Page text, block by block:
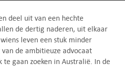
deel uit van een hechte
de dertig naderen, uit elkaar
leven een stuk minder
de ambitieuze advocaat
gaan zoeken in Australië. In de